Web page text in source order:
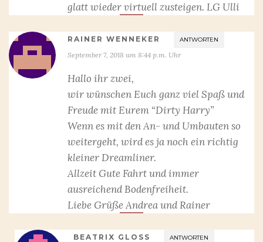
glatt wieder virtuell zusteigen. LG Ulli
RAINER WENNEKER ANTWORTEN
September 7, 2018 um 8:44 p.m. Uhr
Hallo ihr zwei,
wir wünschen Euch ganz viel Spaß und
Freude mit Eurem “Dirty Harry”
Wenn es mit den An- und Umbauten so
weitergeht, wird es ja noch ein richtig
kleiner Dreamliner.
Allzeit Gute Fahrt und immer
ausreichend Bodenfreiheit.
Liebe Grüße Andrea und Rainer
BEATRIX GLOSS ANTWORTEN